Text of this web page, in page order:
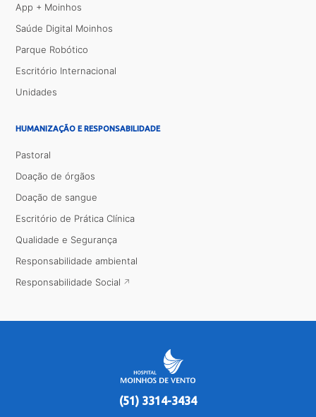
App + Moinhos
Saúde Digital Moinhos
Parque Robótico
Escritório Internacional
Unidades
HUMANIZAÇÃO E RESPONSABILIDADE
Pastoral
Doação de órgãos
Doação de sangue
Escritório de Prática Clínica
Qualidade e Segurança
Responsabilidade ambiental
Responsabilidade Social
(51) 3314-3434